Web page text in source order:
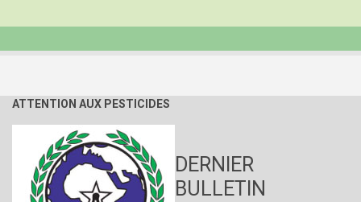
ATTENTION AUX PESTICIDES
DERNIER
BULLETIN